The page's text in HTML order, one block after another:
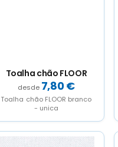
Toalha chão FLOOR
7,80€
Toalha chão FLOOR branco
- unica